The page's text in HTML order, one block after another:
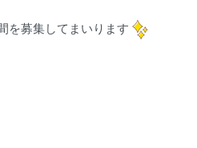
を募集してまいります